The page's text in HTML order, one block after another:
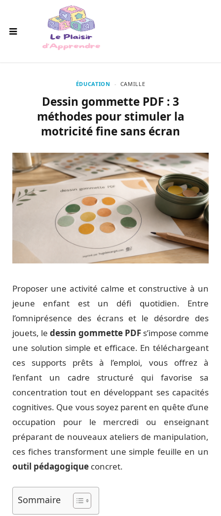
ÉDUCATION CAMILLE
Dessin gommette PDF : 3
méthodes pour stimuler la
motricité fine sans écran
Proposer une activité calme et constructive à un
jeune enfant est un défi quotidien. Entre
l’omniprésence des écrans et le désordre des
jouets, ledessin gommette PDFs’impose comme
une solution simple et efficace. En téléchargeant
ces supports prêts à l’emploi, vous offrez à
l’enfant un cadre structuré qui favorise sa
concentration tout en développant ses capacités
cognitives. Que vous soyez parent en quête d’une
occupation pour le mercredi ou enseignant
préparant de nouveaux ateliers de manipulation,
ces fiches transforment une simple feuille en un
outil pédagogique concret.
Sommaire